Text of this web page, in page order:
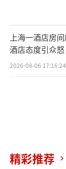
上海一酒店房
酒店态度引众怒
2026-08-06 17:16:24
精彩推荐